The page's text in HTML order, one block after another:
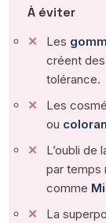
À éviter
Les
créent
tolérance.
Les
ou
L’oubli de
par temps
comme
La